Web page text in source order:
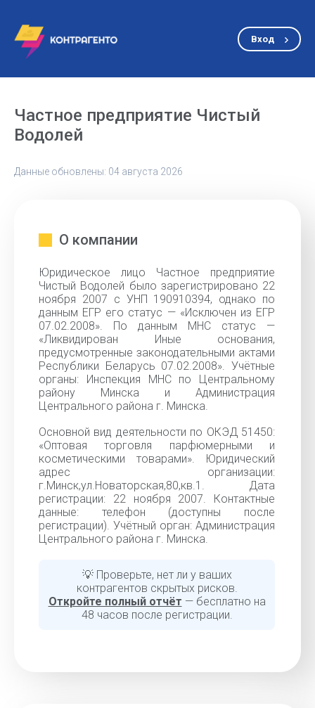
Вход
Частное предприятие Чистый
Водолей
Данные обновлены: 04 августа 2026
О компании
Юридическое лицо Частное предприятие
Чистый Водолей было зарегистрировано 22
ноября 2007 с УНП 190910394, однако по
данным ЕГР его статус — «Исключен из ЕГР
07.02.2008». По данным МНС статус —
«Ликвидирован Иные основания,
предусмотренные законодательными актами
Республики Беларусь 07.02.2008». Учётные
органы: Инспекция МНС по Центральному
району Минска и Администрация
Центрального района г. Минска.
Основной вид деятельности по ОКЭД 51450:
«Оптовая торговля парфюмерными и
косметическими товарами». Юридический
адрес организации:
г.Минск,ул.Новаторская,80,кв.1. Дата
регистрации: 22 ноября 2007. Контактные
данные: телефон (доступны после
регистрации). Учётный орган: Администрация
Центрального района г. Минска.
💡 Проверьте, нет ли у ваших
контрагентов скрытых рисков.
Откройте полный отчёт — бесплатно на
48 часов после регистрации.